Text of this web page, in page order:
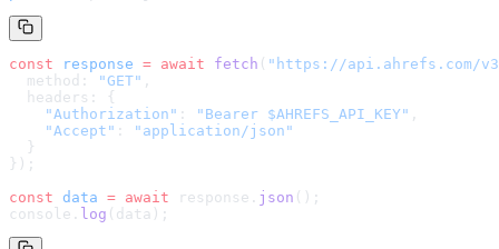
const response = await fetch ( " https://api.ahrefs.com/
  method:
"GET" ,
  headers: {
    "Authorization"
: "Bearer $AHREFS_API_KEY" ,
    "Accept"
:
"application/json"
  }
});
const data = await response. json ();
console. log (data);